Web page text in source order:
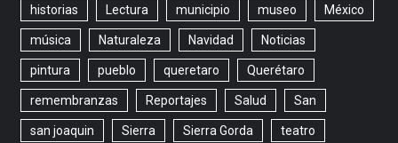
historias Lectura municipio museo México
música Naturaleza Navidad Noticias
pintura pueblo queretaro Querétaro
remembranzas Reportajes Salud San
san joaquin Sierra Sierra Gorda teatro